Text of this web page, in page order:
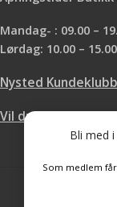
Mandag- : 09.00 –
Lørdag: 10.00 – 15.00
Nysted Kundeklubb
Vil du leie hos oss?
Bli med
Som medlem